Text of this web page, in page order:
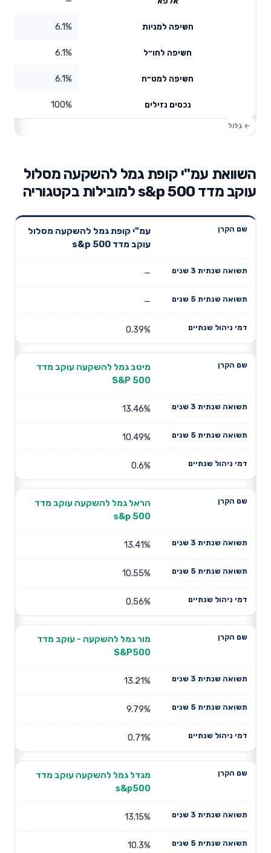
חשיפה למניות 6.1%
חשיפה לחו״ל 6.1%
חשיפה למט״ח 6.1%
נכסים נזילים 100%
השוואת עמ"י קופת גמל להשקעה מסלול
עוקב מדד s&p 500 למובילות בקטגוריה
שנתית 3
תשואה
שנתית 5
דמי ניהול
עמ"י קופת גמל להשקעה מסלול
עוקב מדד s&p 500
—
—
0.39%
מיטב גמל להשקעה עוקב מדד
S&P 500
13.46%
10.49%
0.6%
הראל גמל להשקעה עוקב מדד
s&p 500
13.41%
10.55%
0.56%
מור גמל להשקעה - עוקב מדד
S&P500
13.21%
9.79%
0.71%
מגדל גמל להשקעה עוקב מדד
s&p500
13.15%
10.3%